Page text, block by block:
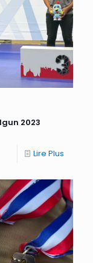
2023
Lire Plus